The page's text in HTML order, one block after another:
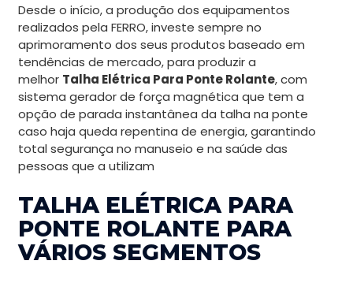
Desde o início, a produção dos equipamentos
realizados pela FERRO, investe sempre no
aprimoramento dos seus produtos baseado em
tendências de mercado, para produzir a
melhor Talha Elétrica Para Ponte Rolante, com
sistema gerador de força magnética que tem a
opção de parada instantânea da talha na ponte
caso haja queda repentina de energia, garantindo
total segurança no manuseio e na saúde das
pessoas que a utilizam
TALHA ELÉTRICA PARA
PONTE ROLANTE PARA
VÁRIOS SEGMENTOS